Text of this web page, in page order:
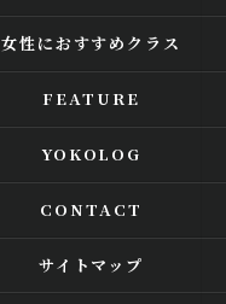
女性におすすめクラス
FEATURE
YOKOLOG
CONTACT
サイトマップ